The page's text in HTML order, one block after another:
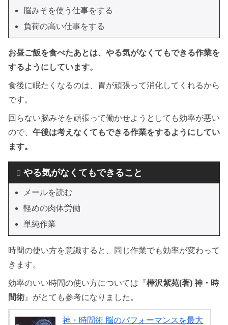
脳みそを使う仕事をする
負荷の高い仕事をする
お昼ご飯を食べたあとは、やる気がなくてもできる作業を
するようにしています。
食後に眠たくなるのは、胃が頑張って消化してくれるから
です。
回らない脳みそを頑張って働かせようとしても効率が悪い
ので、 午後は考えなくてもできる作業をするようにしてい
ます。
やる気がなくてもできること
メールを読む
軽めの肉体労働
単純作業
時間の使い方を意識すると、同じ作業でも効率が変わって
きます。
効率のいい時間の使い方については『樺沢紫苑(著) 神・時
間術 』がとても参考になりました。
神・時間術 脳のパフォーマンスを最大